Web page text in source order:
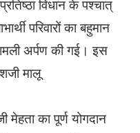
विधान के पश्चात्
परिवारों का बहुमान
अर्पण की गई। इस
मालू
मेहता का पूर्ण योगदान